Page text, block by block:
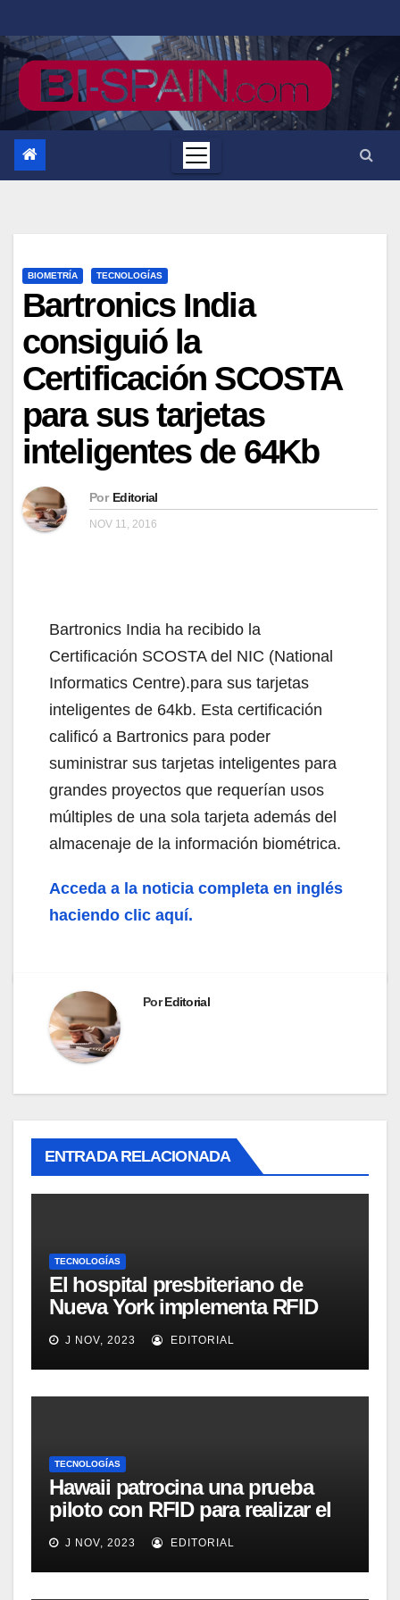
al
contenido
BIOMETRÍA TECNOLOGÍAS
Bartronics India
consiguió la
Certificación SCOSTA
para sus tarjetas
inteligentes de 64Kb
Por Editorial
NOV 11, 2016
Bartronics India ha recibido la
Certificación SCOSTA del NIC (National
Informatics Centre).para sus tarjetas
inteligentes de 64kb. Esta certificación
calificó a Bartronics para poder
suministrar sus tarjetas inteligentes para
grandes proyectos que requerían usos
múltiples de una sola tarjeta además del
almacenaje de la información biométrica.
Acceda a la noticia completa en inglés
haciendo clic aquí.
PorEditorial
ENTRADA RELACIONADA
TECNOLOGÍAS
El hospital presbiteriano de
Nueva York implementa RFID
para mejorar el proceso de
inventario de equipamiento
médico
J NOV, 2023 EDITORIAL
TECNOLOGÍAS
Hawaii patrocina una prueba
piloto con RFID para realizar el
seguimiento y control de
alimentos
J NOV, 2023 EDITORIAL